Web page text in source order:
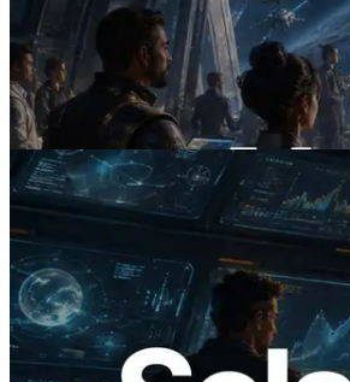
ERPC Lanceert x402-
RPC — Het Tijdperk
On Demand Voor API's
Lees dit artikel